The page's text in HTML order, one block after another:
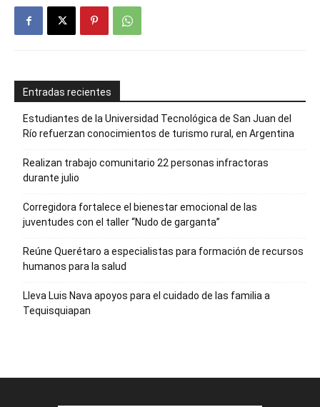
Entradas recientes
Estudiantes de la Universidad Tecnológica de San Juan del
Río refuerzan conocimientos de turismo rural, en Argentina
Realizan trabajo comunitario 22 personas infractoras
durante julio
Corregidora fortalece el bienestar emocional de las
juventudes con el taller ‘‘Nudo de garganta’’
Reúne Querétaro a especialistas para formación de recursos
humanos para la salud
Lleva Luis Nava apoyos para el cuidado de las familia a
Tequisquiapan